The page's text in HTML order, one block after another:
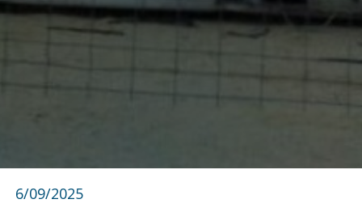
6/09/2025